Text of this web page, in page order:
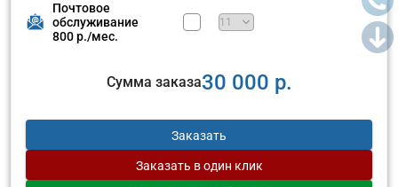
Почтовое
обслуживание
800 р./мес.
Сумма заказа30 000 р.
Заказать
Заказать в один клик